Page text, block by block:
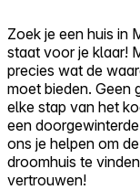
Zoek je een huis in
staat voor je klaar!
precies wat de
moet bieden. Geen
elke stap van het
een
ons je helpen om
droomhuis te
vertrouwen!